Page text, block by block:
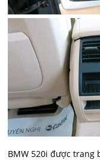
BMW 520i được trang